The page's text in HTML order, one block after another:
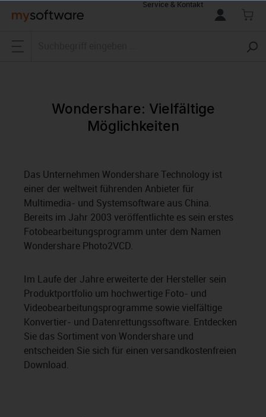
springen
Service & Kontakt
Wondershare: Vielfältige
Möglichkeiten
Das Unternehmen Wondershare Technology ist
einer der weltweit führenden Anbieter für
Multimedia- und Systemsoftware aus China.
Bereits im Jahr 2003 veröffentlichte es sein erstes
Fotobearbeitungsprogramm unter dem Namen
Wondershare Photo2VCD.
Im Laufe der Jahre erweiterte der Hersteller sein
Produktportfolio um hochwertige Foto- und
Videobearbeitungsprogramme sowie vielfältige
Konvertier- und Datenrettungssoftware. Entdecken
Sie das Sortiment von Wondershare und
entscheiden Sie sich für einen versandkostenfreien
Download.